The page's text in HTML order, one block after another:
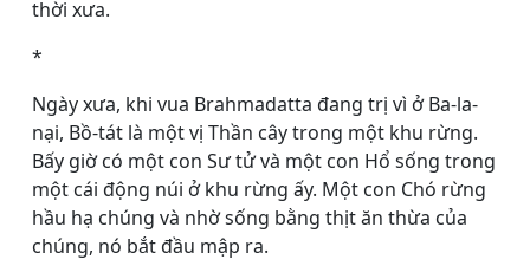
thời xưa.
*
Ngày xưa, khi vua Brahmadatta đang trị vì ở Ba-la-
nại, Bồ-tát là một vị Thần cây trong một khu rừng.
Bấy giờ có một con Sư tử và một con Hổ sống trong
một cái động núi ở khu rừng ấy. Một con Chó rừng
hầu hạ chúng và nhờ sống bằng thịt ăn thừa của
chúng, nó bắt đầu mập ra.